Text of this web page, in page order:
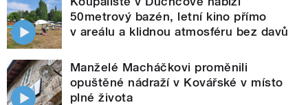
50metrový bazén, letní kino přímo
v areálu a klidnou atmosféru bez davů
Manželé Macháčkovi proměnili
opuštěné nádraží v Kovářské v místo
plné života